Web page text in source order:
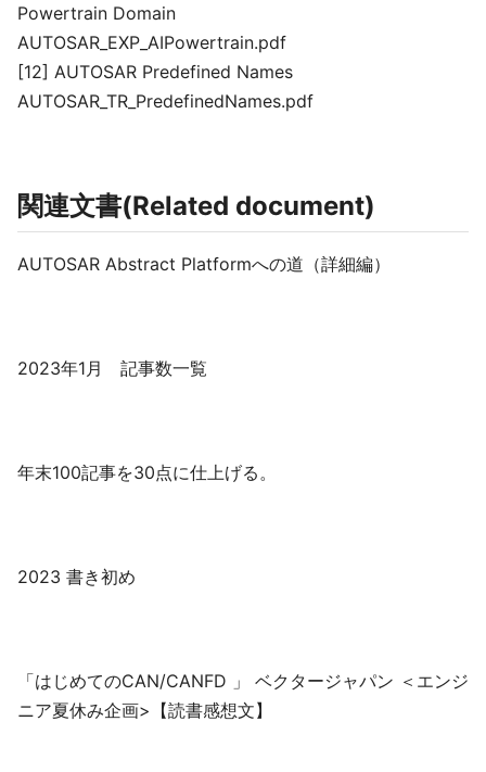
Powertrain Domain
AUTOSAR_EXP_AIPowertrain.pdf
[12] AUTOSAR Predefined Names
AUTOSAR_TR_PredefinedNames.pdf
関連文書(Related document)
AUTOSAR Abstract Platformへの道（詳細編）
2023年1月 記事数一覧
年末100記事を30点に仕上げる。
2023 書き初め
「はじめてのCAN/CANFD 」 ベクタージャパン ＜エンジ
ニア夏休み企画>【読書感想文】